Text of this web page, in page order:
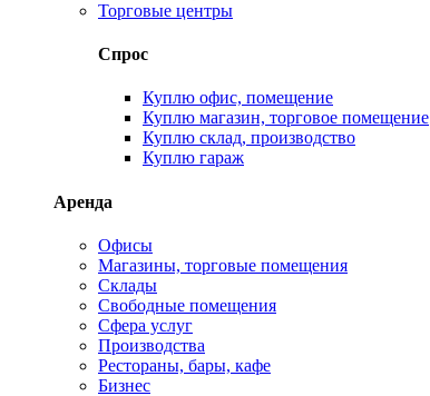
Торговые центры
Спрос
Куплю офис, помещение
Куплю магазин, торговое помещение
Куплю склад, производство
Куплю гараж
Аренда
Офисы
Магазины, торговые помещения
Склады
Свободные помещения
Сфера услуг
Производства
Рестораны, бары, кафе
Бизнес